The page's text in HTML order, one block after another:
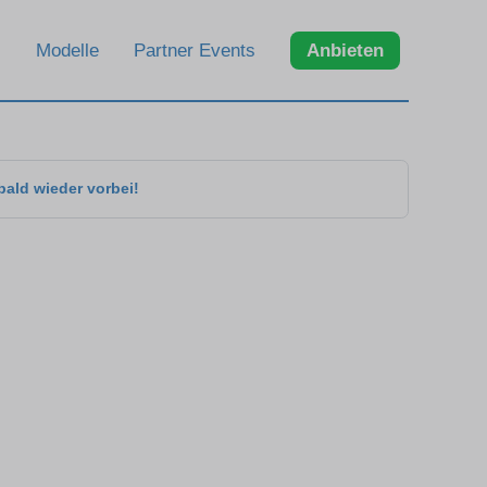
Modelle Partner Events Anbieten
wieder vorbei!